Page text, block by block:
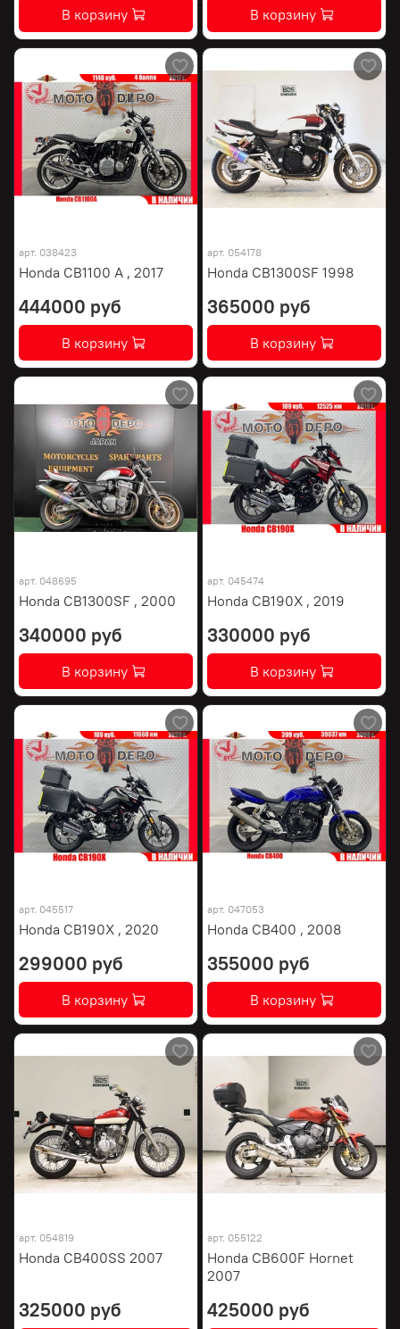
В корзину В корзину
арт. 038423
Honda CB1100 A , 2017
444000 руб
В корзину
арт. 054178
Honda CB1300SF 1998
365000 руб
В корзину
арт. 048695
Honda CB1300SF , 2000
340000 руб
В корзину
арт. 045474
Honda CB190X , 2019
330000 руб
В корзину
арт. 045517
Honda CB190X , 2020
299000 руб
В корзину
арт. 047053
Honda CB400 , 2008
355000 руб
В корзину
арт. 054819
Honda CB400SS 2007
325000 руб
арт. 055122
Honda CB600F Hornet
2007
425000 руб